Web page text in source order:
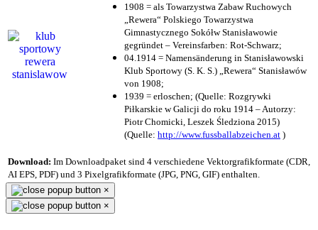
1908 = als Towarzystwa Zabaw Ruchowych
„Rewera“ Polskiego Towarzystwa
Gimnastycznego Sokółw Stanisławowie
gegründet – Vereinsfarben: Rot-Schwarz;
04.1914 = Namensänderung in Stanisławowski
Klub Sportowy (S. K. S.) „Rewera“ Stanisławów
von 1908;
1939 = erloschen; (Quelle: Rozgrywki
Piłkarskie w Galicji do roku 1914 – Autorzy:
Piotr Chomicki, Leszek Śledziona 2015)
(Quelle: http://www.fussballabzeichen.at )
Download: Im Downloadpaket sind 4 verschiedene Vektorgrafikformate (CDR,
AI EPS, PDF) und 3 Pixelgrafikformate (JPG, PNG, GIF) enthalten.
×
×